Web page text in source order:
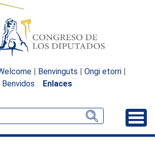
| Benvinguts | Ongi etorri |
Benvidos
Enlaces